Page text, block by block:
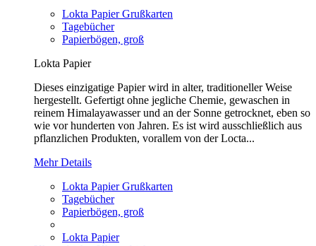
Lokta Papier Grußkarten
Tagebücher
Papierbögen, groß
Lokta Papier
Dieses einzigatige Papier wird in alter, traditioneller Weise
hergestellt. Gefertigt ohne jegliche Chemie, gewaschen in
reinem Himalayawasser und an der Sonne getrocknet, eben so
wie vor hunderten von Jahren. Es ist wird ausschließlich aus
pflanzlichen Produkten, vorallem von der Locta...
Mehr Details
Lokta Papier Grußkarten
Tagebücher
Papierbögen, groß
Lokta Papier